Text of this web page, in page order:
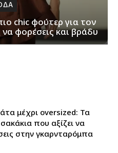
chic φούτερ για τον
φορέσεις και βράδυ
μέχρι oversized: Τα
που αξίζει να
στην γκαρνταρόμπα